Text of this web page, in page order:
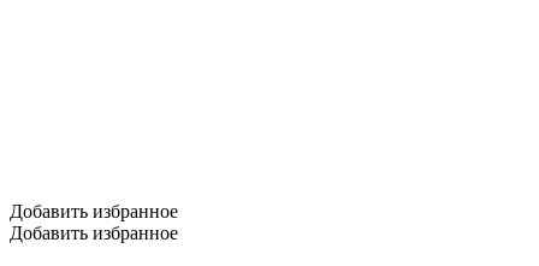
Добавить избранное
Добавить избранное